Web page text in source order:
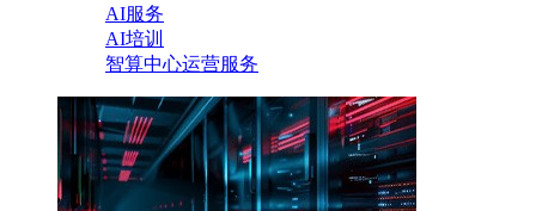
AI服务
AI培训
智算中心运营服务